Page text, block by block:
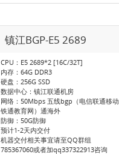
镇江BGP-E5 2689
CPU：E5 2689*2 [16C/32T]
内存：64G DDR3
硬盘：256G SSD
数据中心：镇江联通机房
网络：50Mbps 五线bgp（电信联通移动
铁通教育网）通海外
防御：50G防御
预计1-2天内交付
机器交付相关事宜请至QQ群组
785367060或者加qq337322913咨询